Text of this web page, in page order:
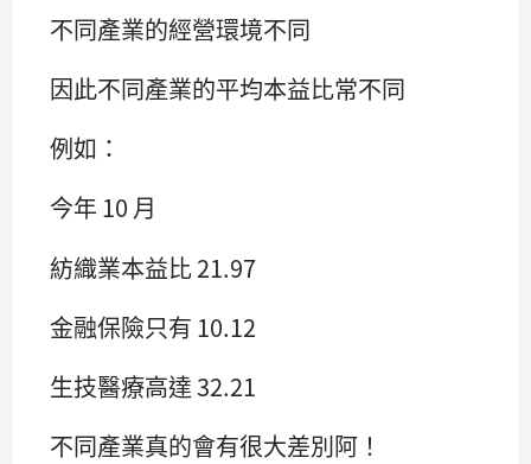
不同產業的經營環境不同
因此不同產業的平均本益比常不同
例如：
今年 10 月
紡織業本益比 21.97
金融保險只有 10.12
生技醫療高達 32.21
不同產業真的會有很大差別阿！